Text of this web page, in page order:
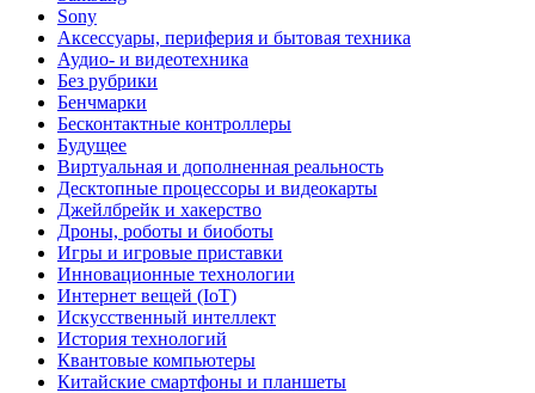
Sony
Аксессуары, периферия и бытовая техника
Аудио- и видеотехника
Без рубрики
Бенчмарки
Бесконтактные контроллеры
Будущее
Виртуальная и дополненная реальность
Десктопные процессоры и видеокарты
Джейлбрейк и хакерство
Дроны, роботы и биоботы
Игры и игровые приставки
Инновационные технологии
Интернет вещей (IoT)
Искусственный интеллект
История технологий
Квантовые компьютеры
Китайские смартфоны и планшеты